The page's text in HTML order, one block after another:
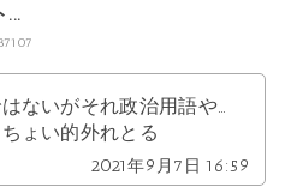
...
ないがそれ政治用語や…
ょい的外れとる
2021年9月7日 16:59